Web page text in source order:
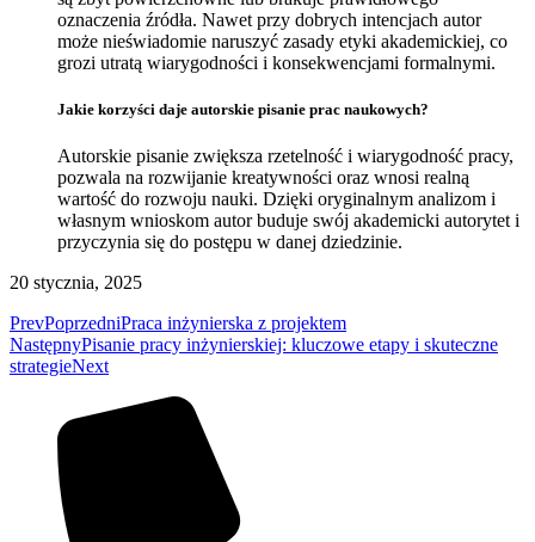
oznaczenia źródła. Nawet przy dobrych intencjach autor
może nieświadomie naruszyć zasady etyki akademickiej, co
grozi utratą wiarygodności i konsekwencjami formalnymi.
Jakie korzyści daje autorskie pisanie prac naukowych?
Autorskie pisanie zwiększa rzetelność i wiarygodność pracy,
pozwala na rozwijanie kreatywności oraz wnosi realną
wartość do rozwoju nauki. Dzięki oryginalnym analizom i
własnym wnioskom autor buduje swój akademicki autorytet i
przyczynia się do postępu w danej dziedzinie.
20 stycznia, 2025
PrevPoprzedniPraca inżynierska z projektem
NastępnyPisanie pracy inżynierskiej: kluczowe etapy i skuteczne
strategieNext